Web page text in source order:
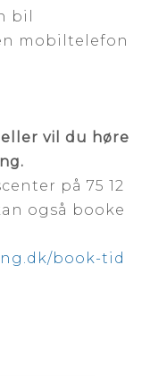
bil
mobiltelefon
vil du høre
på 75 12
også booke
book-tid